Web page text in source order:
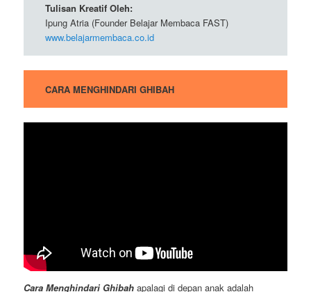
Tulisan Kreatif Oleh:
Ipung Atria (Founder Belajar Membaca FAST)
www.belajarmembaca.co.id
CARA MENGHINDARI GHIBAH
Cara Menghindari Ghibah apalagi di depan anak adalah